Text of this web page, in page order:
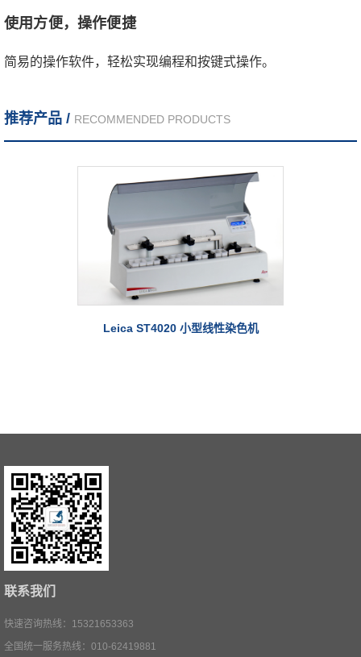
使用方便，操作便捷
简易的操作软件，轻松实现编程和按键式操作。
推荐产品 / RECOMMENDED PRODUCTS
Leica ST4020 小型线性染色机
联系我们
快速咨询热线：15321653363
全国统一服务热线：010-62419881